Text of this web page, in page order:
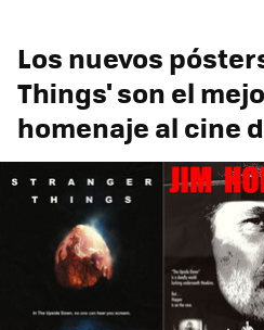
Los nuevos
Things' son el
homenaje al cine